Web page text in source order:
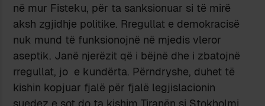
në mur Fisteku, për ta sanksionuar si të mirë
aksh zgjidhje politike. Rregullat e demokracisë
nuk mund të funksionojnë në mjedis vleror
aseptik. Janë njerëzit që i bëjnë dhe i zbatojnë
rregullat, jo e kundërta. Përndryshe, duhet të
kishin kopjuar fjalë për fjalë legjislacionin